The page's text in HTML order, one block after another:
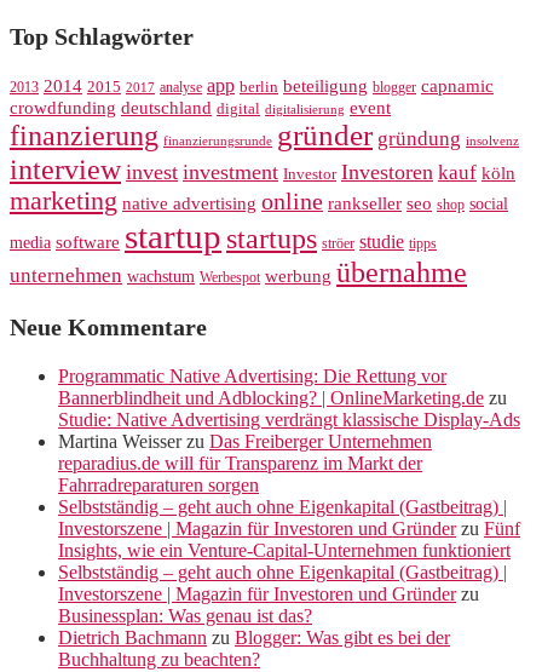
Top Schlagwörter
2013 2014 2015 2017 analyse app berlin beteiligung blogger capnamic
crowdfunding deutschland digital digitalisierung event
finanzierung finanzierungsrunde gründer gründung insolvenz
interview invest investment Investor Investoren kauf köln
marketing native advertising online rankseller seo shop social
media software startup startups ströer studie tipps
unternehmen wachstum Werbespot werbung übernahme
Neue Kommentare
Programmatic Native Advertising: Die Rettung vor
Bannerblindheit und Adblocking? | OnlineMarketing.de zu
Studie: Native Advertising verdrängt klassische Display-Ads
Martina Weisserzu Das Freiberger Unternehmen
reparadius.de will für Transparenz im Markt der
Fahrradreparaturen sorgen
Selbstständig – geht auch ohne Eigenkapital (Gastbeitrag) |
Investorszene | Magazin für Investoren und Gründerzu Fünf
Insights, wie ein Venture-Capital-Unternehmen funktioniert
Selbstständig – geht auch ohne Eigenkapital (Gastbeitrag) |
Investorszene | Magazin für Investoren und Gründerzu
Businessplan: Was genau ist das?
Dietrich Bachmann zu Blogger: Was gibt es bei der
Buchhaltung zu beachten?